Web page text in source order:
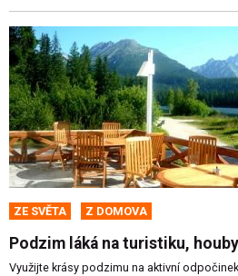
ZE SVĚTA Z DOMOVA
Podzim láká na turistiku,
Využijte krásy podzimu na aktivní